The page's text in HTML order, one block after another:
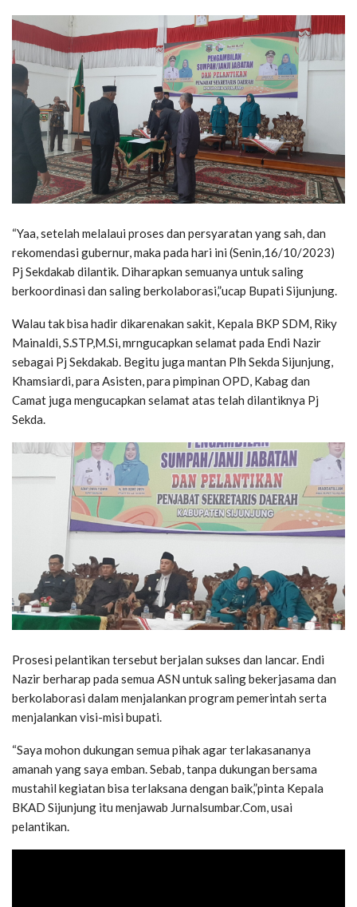
“Yaa, setelah melalaui proses dan persyaratan yang sah, dan
rekomendasi gubernur, maka pada hari ini (Senin,16/10/2023)
Pj Sekdakab dilantik. Diharapkan semuanya untuk saling
berkoordinasi dan saling berkolaborasi,”ucap Bupati Sijunjung.
Walau tak bisa hadir dikarenakan sakit, Kepala BKP SDM, Riky
Mainaldi, S.STP,M.Si, mrngucapkan selamat pada Endi Nazir
sebagai Pj Sekdakab. Begitu juga mantan Plh Sekda Sijunjung,
Khamsiardi, para Asisten, para pimpinan OPD, Kabag dan
Camat juga mengucapkan selamat atas telah dilantiknya Pj
Sekda.
Prosesi pelantikan tersebut berjalan sukses dan lancar. Endi
Nazir berharap pada semua ASN untuk saling bekerjasama dan
berkolaborasi dalam menjalankan program pemerintah serta
menjalankan visi-misi bupati.
“Saya mohon dukungan semua pihak agar terlakasananya
amanah yang saya emban. Sebab, tanpa dukungan bersama
mustahil kegiatan bisa terlaksana dengan baik,”pinta Kepala
BKAD Sijunjung itu menjawab Jurnalsumbar.Com, usai
pelantikan.